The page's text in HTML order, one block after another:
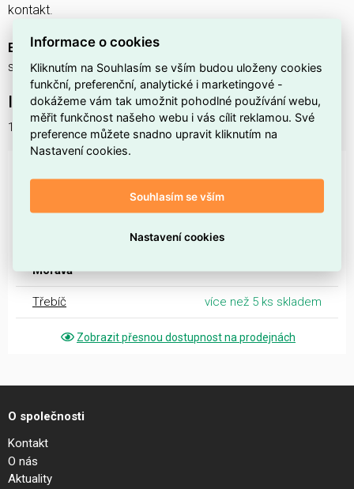
kontakt.
EAN: 3582717837836umožňuje snadnou montáž a
spolehlivé propojení při instalaci.
Interní název produktu
1330 Svorka k jímací tyči
více než 50 ks skladem
Morava
Třebíč více než 5 ks skladem
Zobrazit přesnou dostupnost na prodejnách
O společnosti
Kontakt
O nás
Aktuality
Informace o cookies
Kliknutím na Souhlasím se vším budou uloženy cookies
funkční, preferenční, analytické i marketingové -
dokážeme vám tak umožnit pohodlné používání webu,
měřit funkčnost našeho webu i vás cílit reklamou. Své
preference můžete snadno upravit kliknutím na
Nastavení cookies.
Souhlasím se vším
Nastavení cookies